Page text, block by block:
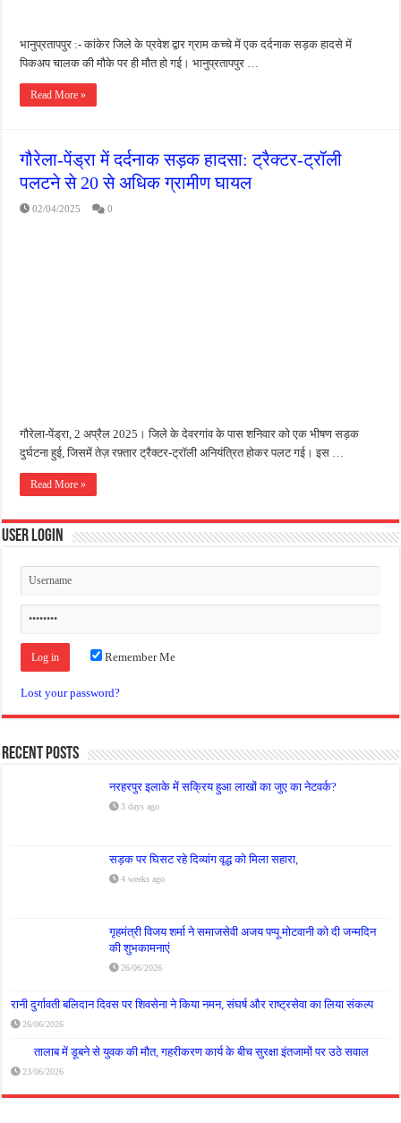
भानुप्रतापपुर :- कांकेर जिले के प्रवेश द्वार ग्राम कच्चे में एक दर्दनाक सड़क हादसे में
पिकअप चालक की मौके पर ही मौत हो गई। भानुप्रतापपुर …
Read More »
गौरेला-पेंड्रा में दर्दनाक सड़क हादसा: ट्रैक्टर-ट्रॉली
पलटने से 20 से अधिक ग्रामीण घायल
02/04/2025 0
गौरेला-पेंड्रा, 2 अप्रैल 2025। जिले के देवरगांव के पास शनिवार को एक भीषण सड़क
दुर्घटना हुई, जिसमें तेज़ रफ़्तार ट्रैक्टर-ट्रॉली अनियंत्रित होकर पलट गई। इस …
Read More »
User Login
Remember Me
Lost your password?
Recent Posts
नरहरपुर इलाके में सक्रिय हुआ लाखों का जुए का नेटवर्क?
3 days ago
सड़क पर घिसट रहे दिव्यांग वृद्ध को मिला सहारा,
4 weeks ago
गृहमंत्री विजय शर्मा ने समाजसेवी अजय पप्पू मोटवानी को दी जन्मदिन
की शुभकामनाएं
26/06/2026
रानी दुर्गावती बलिदान दिवस पर शिवसेना ने किया नमन, संघर्ष और राष्ट्रसेवा का लिया संकल्प
26/06/2026
तालाब में डूबने से युवक की मौत, गहरीकरण कार्य के बीच सुरक्षा इंतजामों पर उठे सवाल
23/06/2026